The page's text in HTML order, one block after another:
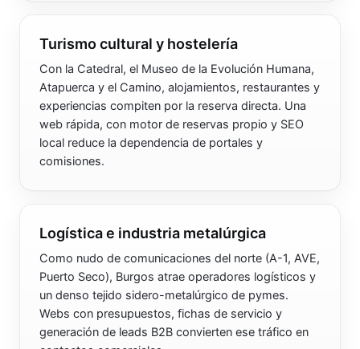
Turismo cultural y hostelería
Con la Catedral, el Museo de la Evolución Humana,
Atapuerca y el Camino, alojamientos, restaurantes y
experiencias compiten por la reserva directa. Una
web rápida, con motor de reservas propio y SEO
local reduce la dependencia de portales y
comisiones.
Logística e industria metalúrgica
Como nudo de comunicaciones del norte (A-1, AVE,
Puerto Seco), Burgos atrae operadores logísticos y
un denso tejido sidero-metalúrgico de pymes.
Webs con presupuestos, fichas de servicio y
generación de leads B2B convierten ese tráfico en